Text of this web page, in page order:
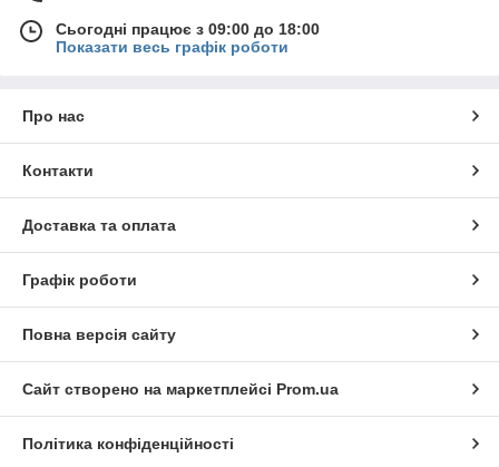
Сьогодні працює з 09:00 до 18:00
Показати весь графік роботи
Про нас
Контакти
Доставка та оплата
Графік роботи
Повна версія сайту
Сайт створено на маркетплейсі Prom.ua
Політика конфіденційності